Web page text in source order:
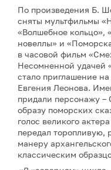
По произведения Б.
сняты мультфильмы
«Волшебное кольцо»,
новеллы» и
в часовой фильм
Несомненной удачей
стало приглашение
Евгения Леонова.
придали персонажу –
образу поморских
голос великого
передал
манеру
классическим